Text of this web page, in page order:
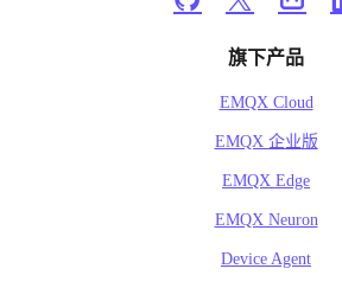
旗下产品
EMQX Cloud
EMQX 企业版
EMQX Edge
EMQX Neuron
Device Agent